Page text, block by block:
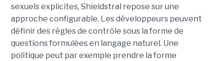
sexuels explicites, Shieldstral repose sur une
approche configurable. Les développeurs peuvent
définir des règles de contrôle sous la forme de
questions formulées en langage naturel. Une
politique peut par exemple prendre la forme